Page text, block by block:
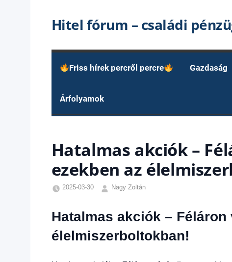
Hitel fórum – családi
Friss hírek percről percre Gazdaság
Árfolyamok
Hatalmas akciók –
ezekben az
2025-03-30
Nagy Zoltán
hírek,
Gazdaság
Hírek,
Hatalmas akciók –
élelmiszerboltokban!